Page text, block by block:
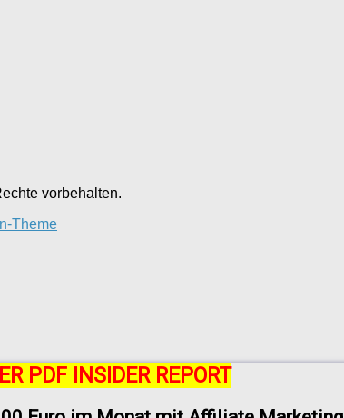
vorbehalten.
Theme
PDF INSIDER REPORT